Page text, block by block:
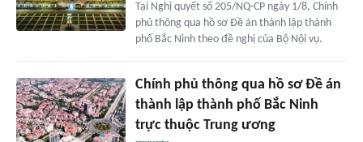
Tại Nghị quyết số 205/NQ-CP ngày 1/8, Chính
phủ thông qua hồ sơ Đề án thành lập thành
phố Bắc Ninh theo đề nghị của Bộ Nội vụ.
Chính phủ thông qua hồ sơ Đề án
thành lập thành phố Bắc Ninh
trực thuộc Trung ương